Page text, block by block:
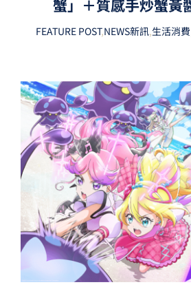
蟹」＋質感手炒蟹黃
FEATURE POST,NEWS新訊,生活消費